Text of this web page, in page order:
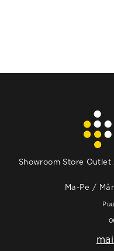
Showroom Store
Ma-Pe /